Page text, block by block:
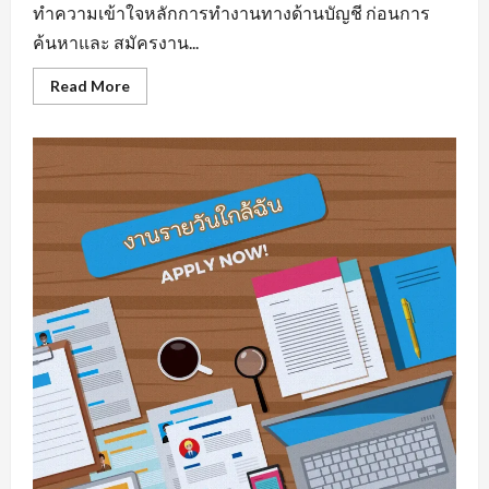
ทำความเข้าใจหลักการทำงานทางด้านบัญชี ก่อนการ
ค้นหาและ สมัครงาน...
Read MoreRead
more
สมัคร
มี
พื้น
ฐาน
ความ
รู้
ทาง
ด้าน
สาย
อาชีพ